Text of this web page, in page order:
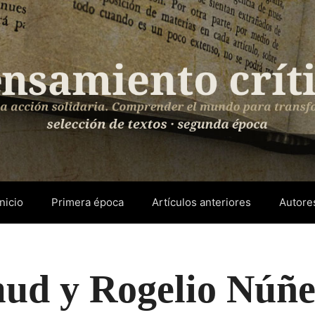
Primera época Artículos anteriores
y Rogelio